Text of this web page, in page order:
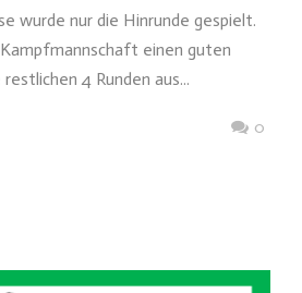
wurde nur die Hinrunde gespielt.
einen guten
4 Runden aus...
0